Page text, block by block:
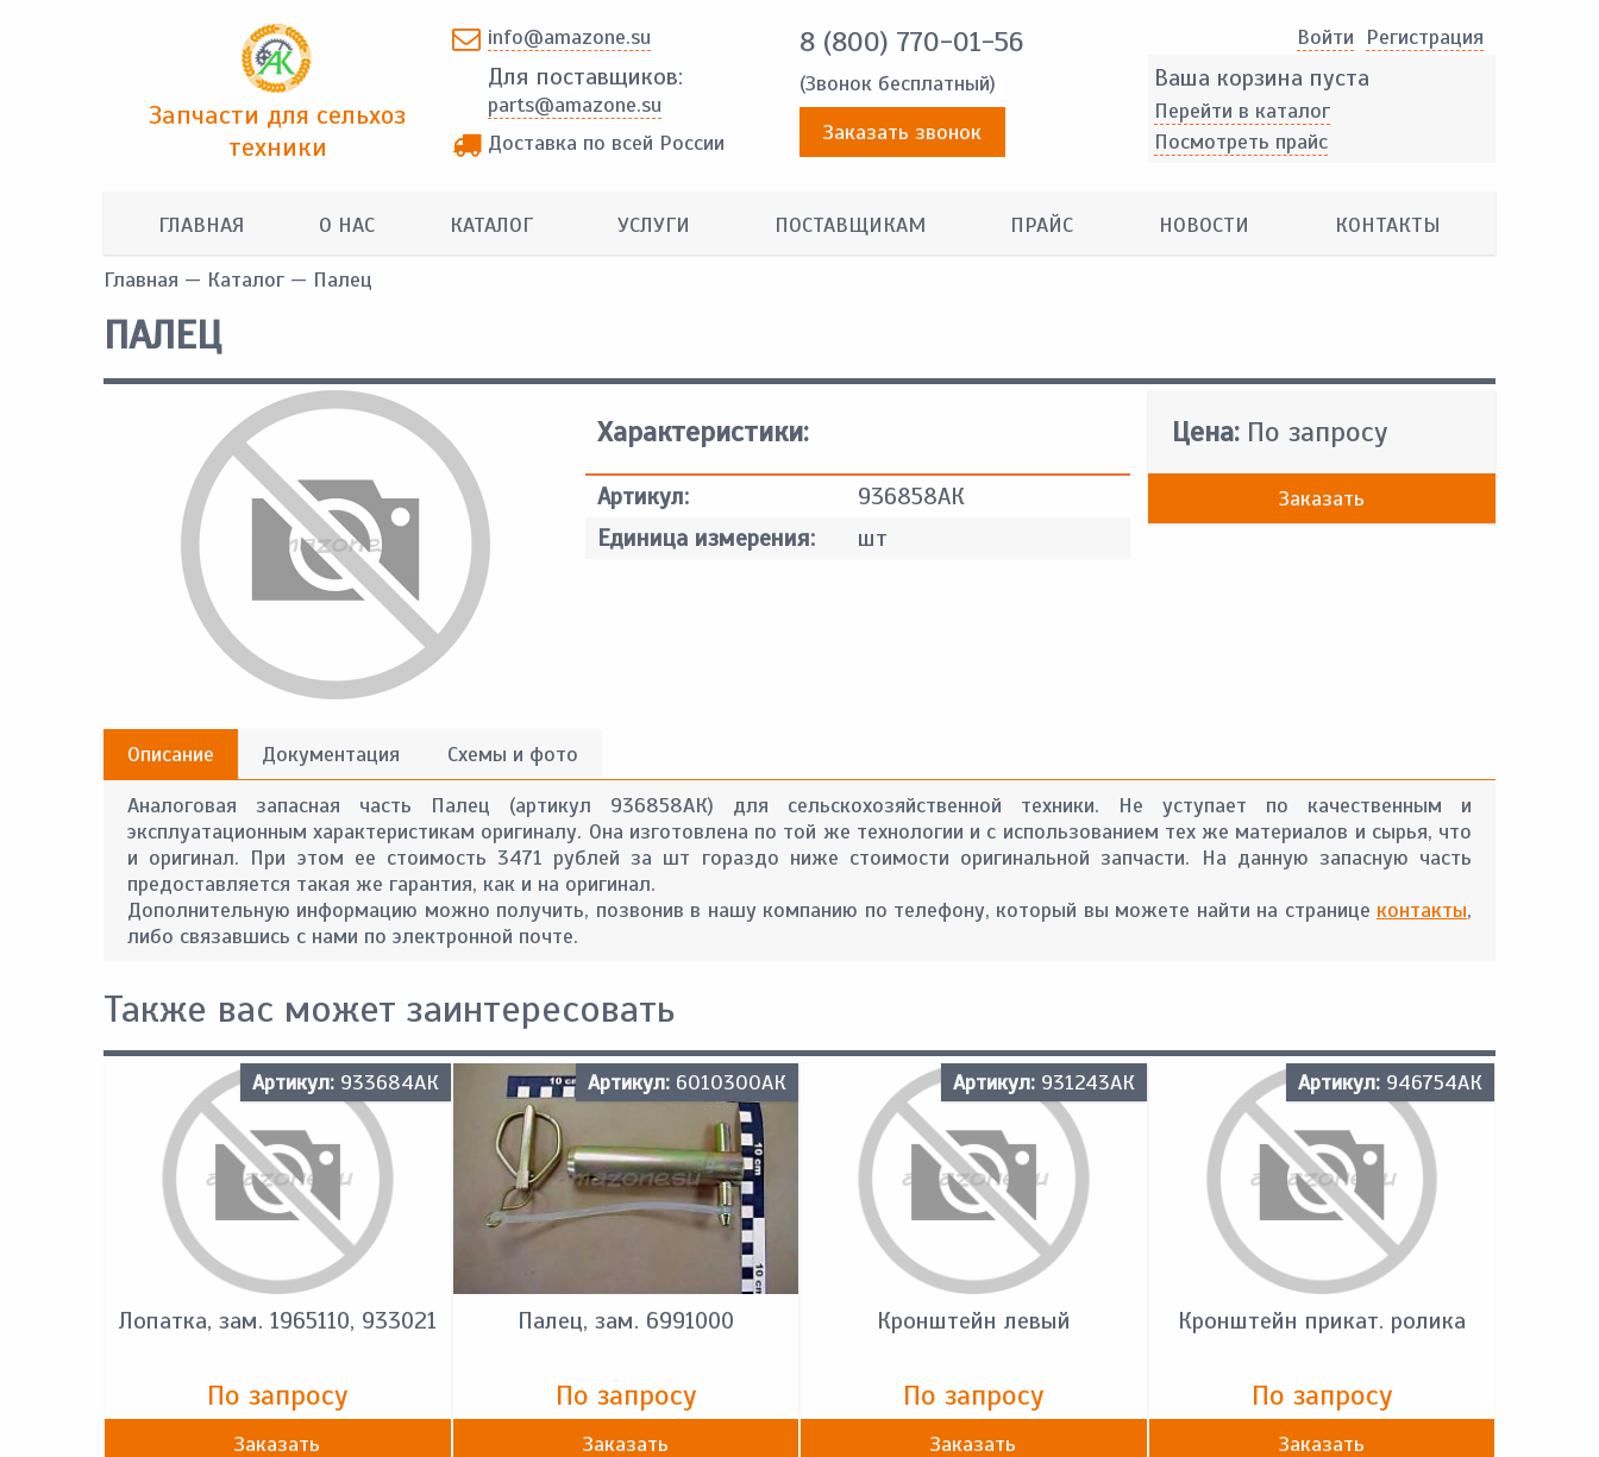
Запчасти для сельхоз
техники
info@amazone.su
Для поставщиков:
parts@amazone.su
Доставка по всей России
8 (800) 770-01-56
(Звонок бесплатный)
Заказать звонок
Войти Pегистрация
Ваша корзина пуста
Перейти в каталог
Посмотреть прайс
ГЛАВНАЯ О НАС КАТАЛОГ УСЛУГИ ПОСТАВЩИКАМ ПРАЙС НОВОСТИ КОНТАКТЫ
Главная — Каталог — Палец
ПАЛЕЦ
Характеристики:
Артикул:
936858АК
Единица измерения:
шт
Цена: По запросу
Заказать
Описание Документация
Схемы и фото
Аналоговая запасная часть Палец (артикул 936858АК) для сельскохозяйственной техники. Не уступает по качественным и
эксплуатационным характеристикам оригиналу. Она изготовлена по той же технологии и с использованием тех же материалов и сырья, что
и оригинал. При этом ее стоимость 3471 рублей за шт гораздо ниже стоимости оригинальной запчасти. На данную запасную часть
предоставляется такая же гарантия, как и на оригинал.
Дополнительную информацию можно получить, позвонив в нашу компанию по телефону, который вы можете найти на странице контакты,
либо связавшись с нами по электронной почте.
Также вас может заинтересовать
Артикул: 933684АК
Лопатка, зам. 1965110, 933021
По запросу
Заказать
Артикул: 6010300АК
Палец, зам. 6991000
По запросу
Заказать
Артикул: 931243АК
Кронштейн левый
По запросу
Заказать
Артикул: 946754АК
Кронштейн прикат. ролика
По запросу
Заказать